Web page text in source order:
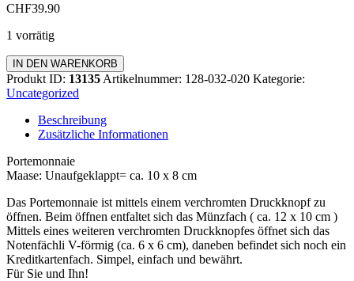
CHF39.90
1 vorrätig
Portemonnaie
Menge
IN DEN WARENKORB
Produkt ID: 13135 Artikelnummer: 128-032-020 Kategorie:
Uncategorized
Beschreibung
Zusätzliche Informationen
Portemonnaie
Maase: Unaufgeklappt= ca. 10 x 8 cm
Das Portemonnaie ist mittels einem verchromten Druckknopf zu
öffnen. Beim öffnen entfaltet sich das Münzfach ( ca. 12 x 10 cm )
Mittels eines weiteren verchromten Druckknopfes öffnet sich das
Notenfächli V-förmig (ca. 6 x 6 cm), daneben befindet sich noch ein
Kreditkartenfach. Simpel, einfach und bewährt.
Für Sie und Ihn!